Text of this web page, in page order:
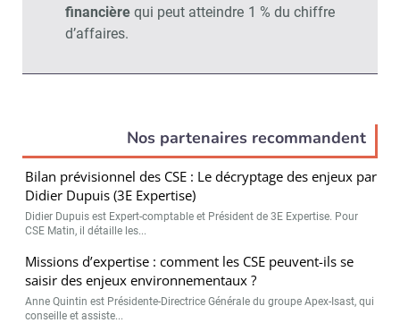
financière qui peut atteindre 1 % du chiffre
d’affaires.
Nos partenaires recommandent
Bilan prévisionnel des CSE : Le décryptage des enjeux par
Didier Dupuis (3E Expertise)
Didier Dupuis est Expert-comptable et Président de 3E Expertise. Pour
CSE Matin, il détaille les...
Missions d’expertise : comment les CSE peuvent-ils se
saisir des enjeux environnementaux ?
Anne Quintin est Présidente-Directrice Générale du groupe Apex-Isast, qui
conseille et assiste...